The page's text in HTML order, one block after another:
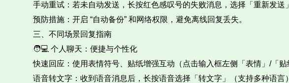
手动重试：若未自动发送，长按红色感叹号的失败消息，选择「重新发送
预防措施：开启 “自动备份” 和网络权限，避免离线回复丢失。​
三、不同场景回复指南​
🧑💻 个人聊天：便捷与个性化​
快速回应：使用表情符号、贴纸增强互动（点击输入框左侧「表情」/「贴
语音转文字：收到语音消息后，长按语音选择「转文字」（支持多种语言